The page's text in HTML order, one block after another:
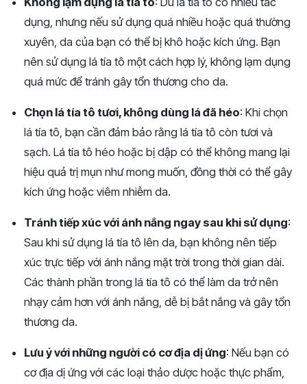
dụng, nhưng nếu sử dụng quá nhiều hoặc quá thường
xuyên, da của bạn có thể bị khô hoặc kích ứng. Bạn
nên sử dụng lá tía tô một cách hợp lý, không lạm dụng
quá mức để tránh gây tổn thương cho da.
Chọn lá tía tô tươi, không dùng lá đã héo: Khi chọn
lá tía tô, bạn cần đảm bảo rằng lá tía tô còn tươi và
sạch. Lá tía tô héo hoặc bị dập có thể không mang lại
hiệu quả trị mụn như mong muốn, đồng thời có thể gây
kích ứng hoặc viêm nhiễm da.
Tránh tiếp xúc với ánh nắng ngay sau khi sử dụng:
Sau khi sử dụng lá tía tô lên da, bạn không nên tiếp
xúc trực tiếp với ánh nắng mặt trời trong thời gian dài.
Các thành phần trong lá tía tô có thể làm da trở nên
nhạy cảm hơn với ánh nắng, dễ bị bắt nắng và gây tổn
thương da.
Lưu ý với những người có cơ địa dị ứng: Nếu bạn có
cơ địa dị ứng với các loại thảo dược hoặc thực phẩm,